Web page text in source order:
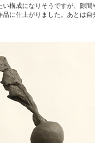
構成になりそうですが、隙間
に仕上がりました。あとは自